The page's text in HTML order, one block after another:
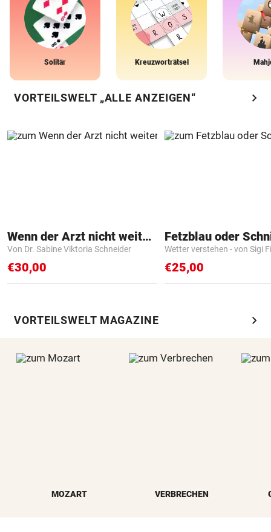
Solitär Kreuzworträtsel
VORTEILSWELT „ALLE ANZEIGEN“ chevron_right
Wenn der Arzt nicht weiter weiß
Von Dr. Sabine Viktoria Schneider
€30,00
Fetzblau oder
Wetter verstehen - von Sigi
€25,00
VORTEILSWELT MAGAZINE chevron_right
MOZART VERBRECHEN